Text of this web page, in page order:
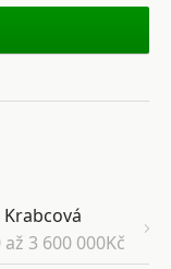
3 600 000Kč